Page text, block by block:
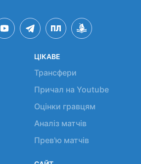
ЦІКАВЕ
Трансфери
Причал на Youtube
Оцінки гравцям
Аналіз матчів
Прев'ю матчів